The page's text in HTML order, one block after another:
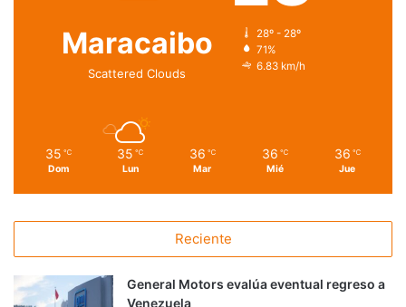
Maracaibo
Scattered Clouds
28º - 28º
71%
6.83 km/h
35 ℃
Dom
35 ℃
Lun
36 ℃
Mar
36 ℃
Mié
36 ℃
Jue
Reciente
General Motors evalúa eventual regreso a
Venezuela